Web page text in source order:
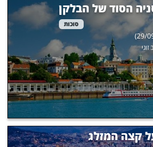
הסוד של הבלקן
סוכות
29/
)
קצה המזלג